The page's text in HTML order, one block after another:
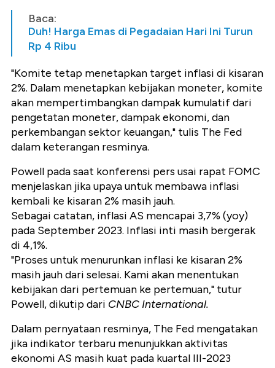
Baca:
Duh! Harga Emas di Pegadaian Hari Ini Turun
Rp 4 Ribu
"Komite tetap menetapkan target inflasi di kisaran
2%. Dalam menetapkan kebijakan moneter, komite
akan mempertimbangkan dampak kumulatif dari
pengetatan moneter, dampak ekonomi, dan
perkembangan sektor keuangan," tulis The Fed
dalam keterangan resminya.
Powell pada saat konferensi pers usai rapat FOMC
menjelaskan jika upaya untuk membawa inflasi
kembali ke kisaran 2% masih jauh.
Sebagai catatan, inflasi AS mencapai 3,7% (yoy)
pada September 2023. Inflasi inti masih bergerak
di 4,1%.
"Proses untuk menurunkan inflasi ke kisaran 2%
masih jauh dari selesai. Kami akan menentukan
kebijakan dari pertemuan ke pertemuan," tutur
Powell, dikutip dari CNBC International.
Dalam pernyataan resminya, The Fed mengatakan
jika indikator terbaru menunjukkan aktivitas
ekonomi AS masih kuat pada kuartal III-2023